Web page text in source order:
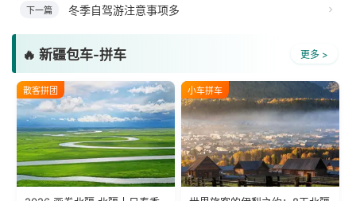
下一篇 冬季自驾游注意事项多
🔥 新疆包车-拼车 更多 >
散客拼团 小车拼车